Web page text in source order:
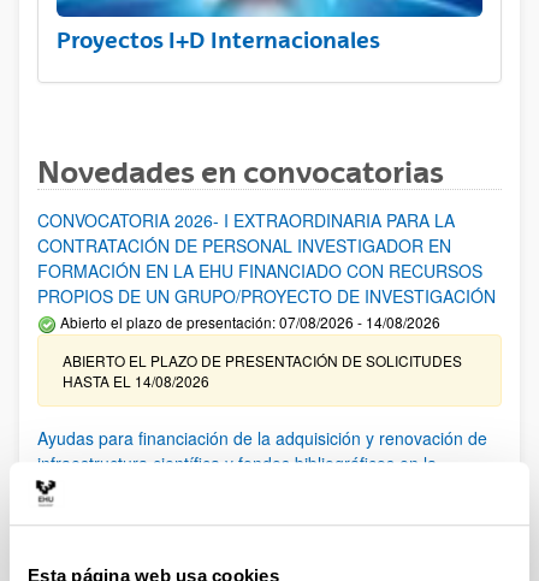
Esta página web usa cookies
Proyectos I+D Internacionales
Novedades en convocatorias
CONVOCATORIA 2026- I EXTRAORDINARIA PARA LA
CONTRATACIÓN DE PERSONAL INVESTIGADOR EN
FORMACIÓN EN LA EHU FINANCIADO CON RECURSOS
PROPIOS DE UN GRUPO/PROYECTO DE INVESTIGACIÓN
Abierto el plazo de presentación: 07/08/2026 - 14/08/2026
ABIERTO EL PLAZO DE PRESENTACIÓN DE SOLICITUDES
HASTA EL 14/08/2026
Ayudas para financiación de la adquisición y renovación de
infraestructura científica y fondos bibliográficos en la
UPV/EHU 2026
solicitudes admitidas y excluidas. 23/03/2026: Relación